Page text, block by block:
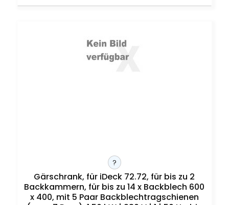
?
Gärschrank, für iDeck 72.72, für bis zu 2
Backkammern, für bis zu 14 x Backblech 600
x 400, mit 5 Paar Backblechtragschienen